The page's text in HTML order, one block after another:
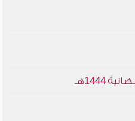
1444هـ